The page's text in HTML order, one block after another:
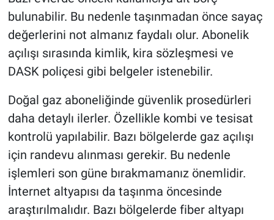
bulunabilir. Bu nedenle taşınmadan önce sayaç
değerlerini not almanız faydalı olur. Abonelik
açılışı sırasında kimlik, kira sözleşmesi ve
DASK poliçesi gibi belgeler istenebilir.
Doğal gaz aboneliğinde güvenlik prosedürleri
daha detaylı ilerler. Özellikle kombi ve tesisat
kontrolü yapılabilir. Bazı bölgelerde gaz açılışı
için randevu alınması gerekir. Bu nedenle
işlemleri son güne bırakmamanız önemlidir.
İnternet altyapısı da taşınma öncesinde
araştırılmalıdır. Bazı bölgelerde fiber altyapı